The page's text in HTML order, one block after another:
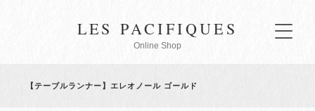
LES PACIFIQUES
Online Shop
【テーブルランナー】エレオノール ゴールド